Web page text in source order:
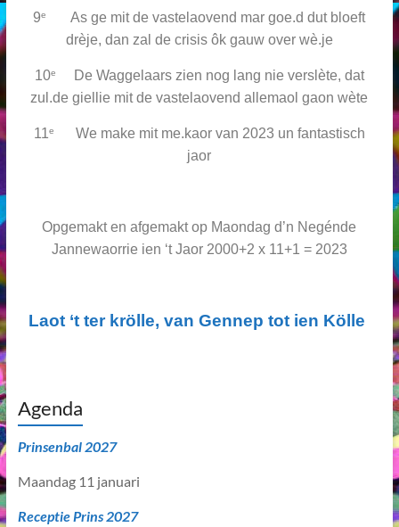
9e
As ge mit de vastelaovend mar goe.d dut bloeft
drèje, dan zal de crisis ôk gauw over wè.je
10e
De Waggelaars zien nog lang nie verslète, dat
zul.de giellie mit de vastelaovend allemaol gaon wète
11e
We make mit me.kaor van 2023 un fantastisch
jaor
Opgemakt en afgemakt op Maondag d’n Negénde
Jannewaorrie ien ‘t Jaor 2000+2 x 11+1 = 2023
Laot ‘t ter krölle, van Gennep tot ien Kölle
Agenda
Prinsenbal 2027
Maandag 11 januari
Receptie Prins 2027